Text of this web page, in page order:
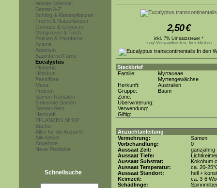
Wieder lieferbar!
Samen A-Z
Schling & Kletterpflanzen
Frucht & Nutzpflanzen
Gemüse & Gewürze
Mangroven & Teich
Palmen & Palmfarne
Acacia
Adenium
Baumfarne/Farne
Eucalyptus
Plumeria
Hibiskus
Passiflora
Musa
Proteen
Samen-Raritäten
Gekeimte Samen
Samen-Sets
Herkunft
PFLANZEN SHOP
Bücher
Alles für die Anzucht
Alle Artikel
Angebote
Neue Produkte
Schnellsuche
2,50€
inkl. 7% Umsatzsteuer *
zzgl.Versandkosten, hier klicken
Steckbrief
Familie:
Myrtaceae
Myrtengewächse
Herkunft:
Australien
Gruppe:
Baum
Zone:
Überwinterung:
Verwendung:
Giftig:
Anzuchtanleitung
Vermehrung:
Samen
Vorbehandlung:
0
Aussaat Zeit:
ganzjährig
Aussaat Tiefe:
Aussaat Substrat:
Kokohum
Aussaat Temperatur:
ca. 20-
Aussaat Standort:
hell +
Keimzeit:
ca. 3-6
Schädlinge: